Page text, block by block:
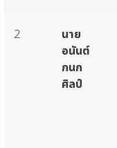
2
นาย
อนันต์
กนก
ศิลป์